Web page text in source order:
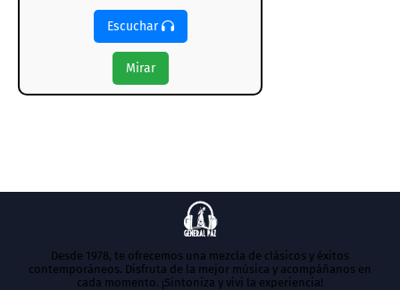
Escuchar
Mirar
Desde 1978, te ofrecemos una mezcla de clásicos y éxitos
contemporáneos. Disfruta de la mejor música y acompáñanos en
cada momento. ¡Sintoniza y vivi la experiencia!